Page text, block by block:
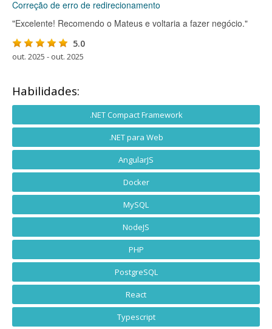
Correção de erro de redirecionamento
"Excelente! Recomendo o Mateus e voltaria a fazer negócio."
5.0
out. 2025 - out. 2025
Habilidades:
.NET Compact Framework
.NET para Web
AngularJS
Docker
MySQL
NodeJS
PHP
PostgreSQL
React
Typescript